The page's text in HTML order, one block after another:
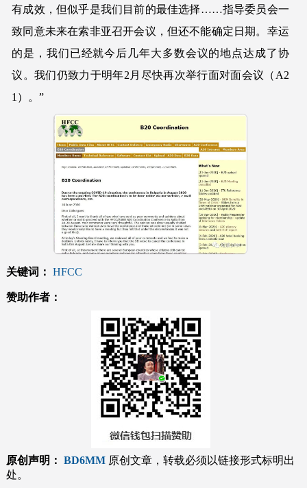
有成效，但似乎是我们目前的最佳选择……指导委员会一
致同意未来在索非亚召开会议，但还不能确定日期。幸运
的是，我们已经就今后几年大多数会议的地点达成了协
议。我们仍致力于明年2月尽快再次举行面对面会议（A2
1）。”
关键词： HFCC
赞助作者：
原创声明： BD6MM原创文章，转载必须以链接形式标明出
处。